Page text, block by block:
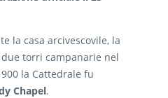
la casa arcivescovile, la
torri campanarie nel
la Cattedrale fu
Chapel.